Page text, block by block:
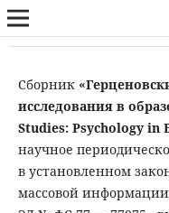
Сборник
исследования в
Studies: Psychology in
научное
в установленном
массовой информации